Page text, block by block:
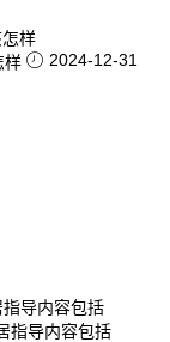
样 2024-12-31
指导内容包括